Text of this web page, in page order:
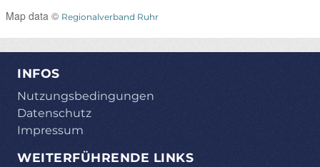
Map data © Regionalverband Ruhr
INFOS
Nutzungsbedingungen
Datenschutz
Impressum
WEITERFÜHRENDE LINKS